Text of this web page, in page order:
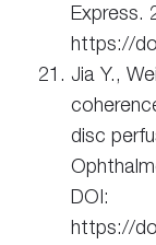
Express.
https://
Jia Y.,
disc
DOI:
https://